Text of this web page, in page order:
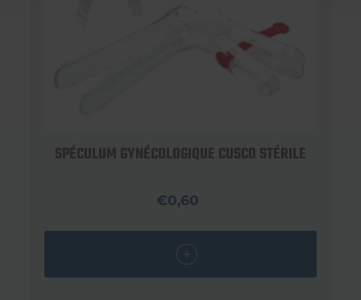
SPÉCULUM GYNÉCOLOGIQUE CUSCO STÉRILE
€0,60